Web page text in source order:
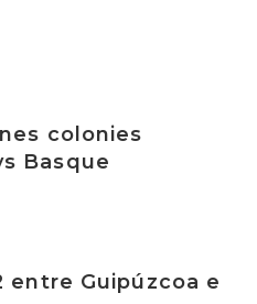
colonies
Basque
entre Guipúzcoa e